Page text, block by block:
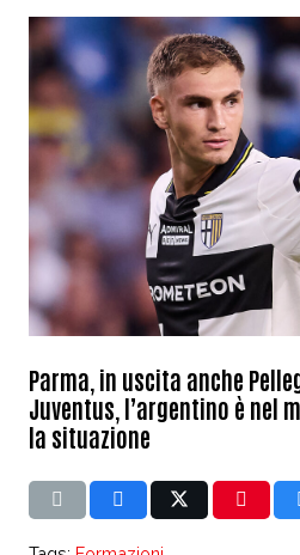
Parma, in uscita anche
Juventus, l’argentino è nel
la situazione